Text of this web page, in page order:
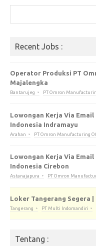
Recent Jobs :
Operator Produksi PT
Majalengka
Bantarujeg PT Omron
Lowongan Kerja Via
Indonesia Indramayu
Arahan PT Omron Manufacturing
Lowongan Kerja Via
Indonesia Cirebon
Astanajapura PT Omron
Loker Tangerang Segera
Tangerang PT Multi Indomandiri
Tentang :